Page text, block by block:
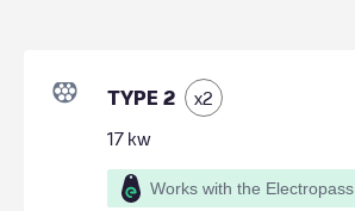
TYPE 2 x2
17 kw
Works with the Electropass